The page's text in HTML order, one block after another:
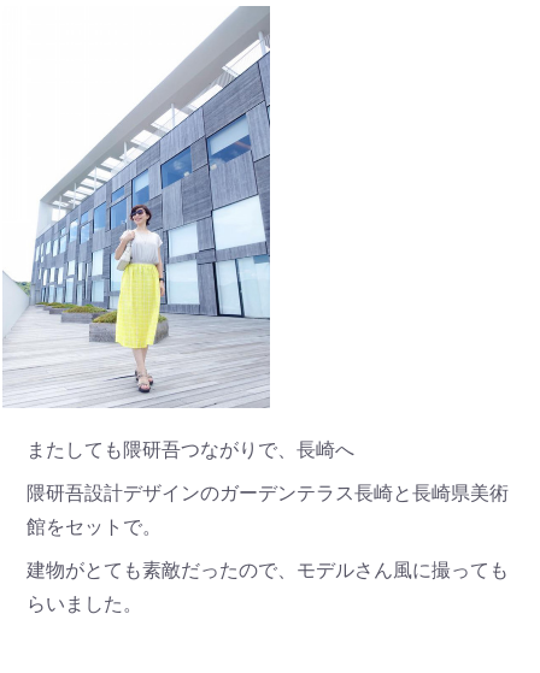
またしても隈研吾つながりで、長崎へ
隈研吾設計デザインのガーデンテラス長崎と長崎県美術
館をセットで。
建物がとても素敵だったので、モデルさん風に撮っても
らいました。